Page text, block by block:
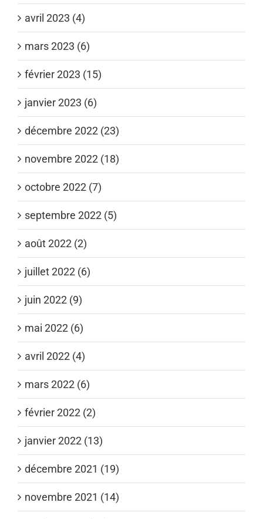
avril 2023 (4)
mars 2023 (6)
février 2023 (15)
janvier 2023 (6)
décembre 2022 (23)
novembre 2022 (18)
octobre 2022 (7)
septembre 2022 (5)
août 2022 (2)
juillet 2022 (6)
juin 2022 (9)
mai 2022 (6)
avril 2022 (4)
mars 2022 (6)
février 2022 (2)
janvier 2022 (13)
décembre 2021 (19)
novembre 2021 (14)